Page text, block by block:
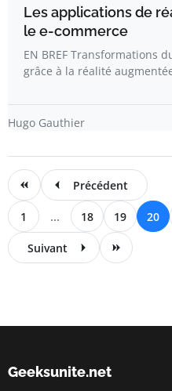
Les applications de
le e-commerce
EN BREF Transformations
grâce à la réalité
Hugo Gauthier
Précédent
1 ... 18 19 20
Suivant
Geeksunite.net